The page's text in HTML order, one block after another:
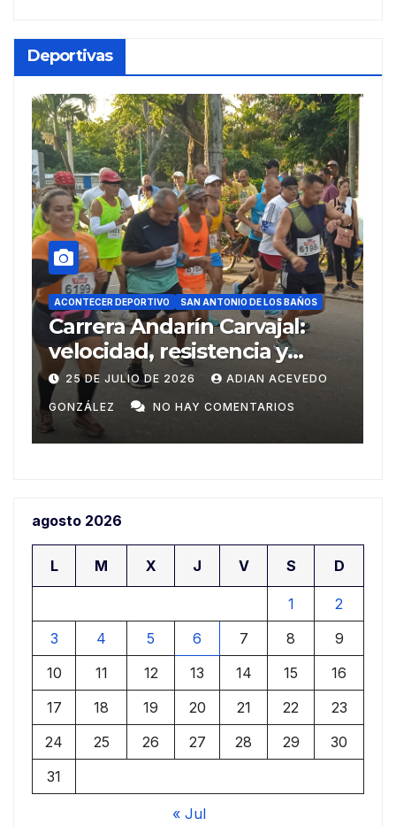
Deportivas
ANTONIO DE LOS BAÑOS
Carvajal:
y
en su 38
ADIAN ACEVEDO
COMENTARIOS
ACONTECER DEPORTIVO DEPORTES
SAN ANTONIO DE LOS BAÑOS
Del Ariguanabo a
Centroamericanos
Domingo
20 DE JULIO DE 2026
GONZÁLEZ
agosto 2026
L M X J V S D
1
2
3
4 5 6 7 8
9
10
11 12 13 14 15
16
17
18 19 20 21 22
23
24
25 26 27 28 29
30
31
« Jul